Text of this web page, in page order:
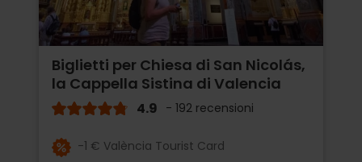
Biglietti per Chiesa di San Nicolás,
la Cappella Sistina di Valencia
4.9 - 192 recensioni
-1 € València Tourist Card